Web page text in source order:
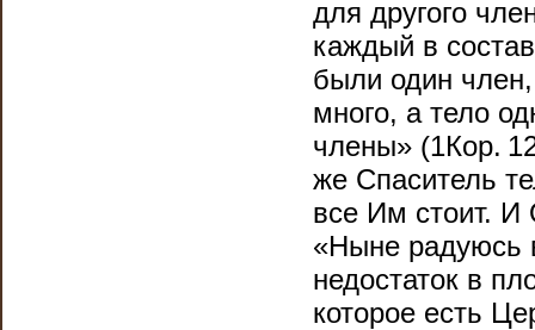
для другого
каждый в
были один
много, а тело
члены» (1Кор.
же Спаситель
все Им стоит. И
«Ныне радуюсь
недостаток в
которое есть